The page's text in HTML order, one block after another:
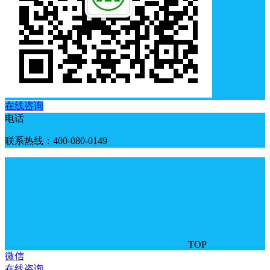
在线咨询
电话
联系热线：400-080-0149
TOP
微信